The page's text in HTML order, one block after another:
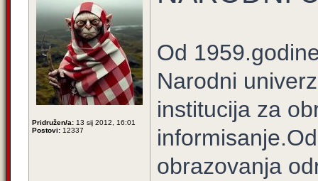
Pridružen/a: 13 sij 2012, 16:01
Postovi: 12337
Od
Narodni
institucija za
obrazovanja